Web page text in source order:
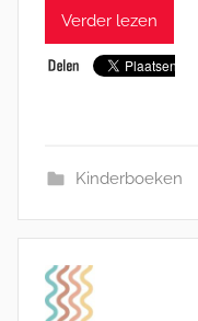
Verder lezen
Kinderboeken